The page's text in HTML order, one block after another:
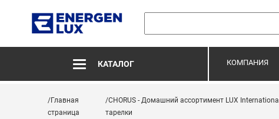
КАТАЛОГ КОМПАНИЯ
/Главная
страница
/CHORUS - Домашний ассортимент LUX International
тарелки